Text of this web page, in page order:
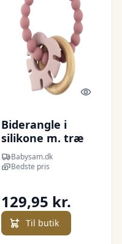
Quick
Biderangle i
silikone m. træ
og blad vedhæng
Babysam.dk
Bedste pris
129,95 kr.
Til butik